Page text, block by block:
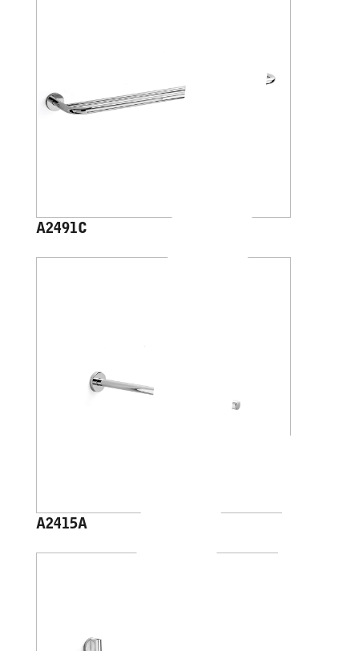
A2491C
A2415A